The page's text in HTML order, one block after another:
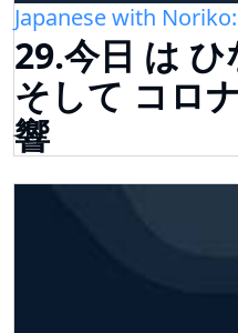
Japanese with
29.今日 は ひ
そして コロ
響